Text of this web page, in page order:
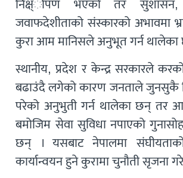
निक्ष्ोपण भएको तर सुशासन,
जवाफदेशीताको संस्कारको अभावमा
कुरा आम मानिसले अनुभूत गर्न थालेका
स्थानीय, प्रदेश र केन्द्र सरकारले
बढाउंदै लगेको कारण जनताले जुनसुकै
परेको अनुभुती गर्न थालेका छन् तर
बमोजिम सेवा सुविधा नपाएको
छन् । यसबाट नेपालमा
कार्यान्वयन हुने कुरामा चुनौती सृजना